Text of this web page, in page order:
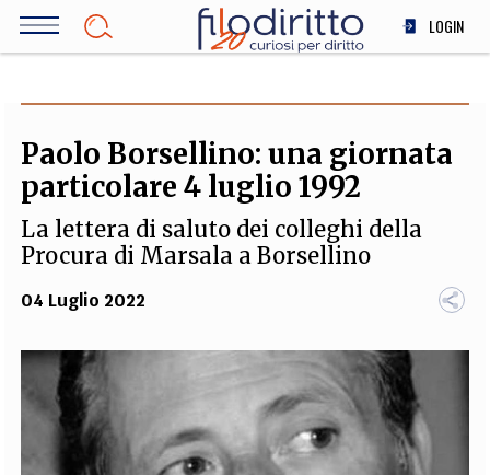
Salta
LOGIN
SOCIETÀ
MEDICINA
SCIENZA
STORIA E FILOSOFIA
TEAM
FILODIRITTO REDAZIONE COMITATO SCIENTIFICO AUTORI CURATORI
FOTOGRAFI PARTNER COLLABORA CON NOI
Paolo Borsellino: una giornata
particolare 4 luglio 1992
La lettera di saluto dei colleghi della
Procura di Marsala a Borsellino
04 Luglio 2022